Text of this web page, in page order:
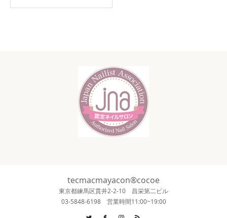
tecmacmayacon®cocoe
東京都練馬区貫井2-2-10 昌栄第二ビル
03-5848-6198 営業時間11:00~19:00
Twitter FacebookInstagram